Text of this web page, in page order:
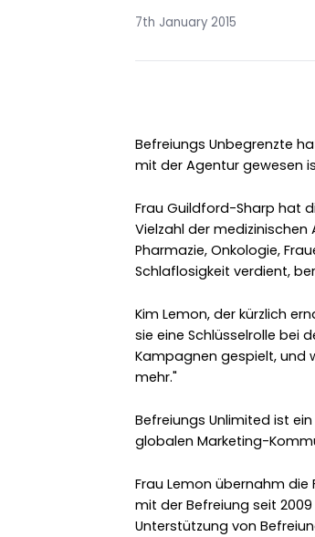
7th January 2015
Befreiungs Unbegrenzte
mit der Agentur gewesen
Frau Guildford-Sharp hat
Vielzahl der
Pharmazie, Onkologie,
Schlaflosigkeit verdient,
Kim Lemon, der kürzlich
sie eine Schlüsselrolle bei
Kampagnen gespielt, und
mehr."
Befreiungs Unlimited ist
globalen Marketing-
Frau Lemon übernahm
mit der Befreiung seit
Unterstützung von